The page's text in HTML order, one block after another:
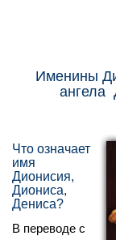
Именины
ангела
Что означает
имя
Дионисия,
Диониса,
Дениса?
В переводе с